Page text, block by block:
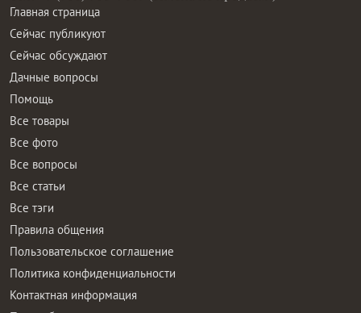
Главная страница
Сейчас публикуют
Сейчас обсуждают
Дачные вопросы
Помощь
Все товары
Все фото
Все вопросы
Все статьи
Все тэги
Правила общения
Пользовательское соглашение
Политика конфиденциальности
Контактная информация